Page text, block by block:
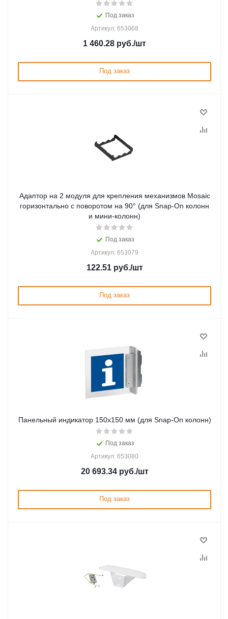
Под заказ
Артикул: 653068
1 460.28 руб./шт
Под заказ
Адаптор на 2 модуля для крепления механизмов Mosaic
горизонтально с поворотом на 90° (для Snap-On колонн
и мини-колонн)
Под заказ
Артикул: 653079
122.51руб./шт
Под заказ
Панельный индикатор 150x150 мм (для Snap-On колонн)
Под заказ
Артикул: 653080
20 693.34руб./шт
Под заказ